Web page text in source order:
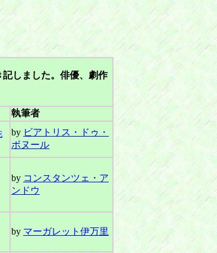
しました。俳優、劇作
執筆者
by ビアトリス・ドゥ・
ボヌール
by コンスタンツェ・ア
ンドウ
by マーガレット伊万里